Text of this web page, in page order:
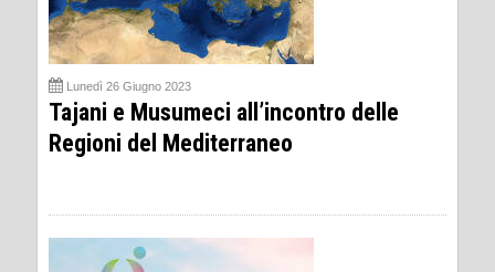
Lunedì 26 Giugno 2023
Tajani e Musumeci all’incontro delle
Regioni del Mediterraneo